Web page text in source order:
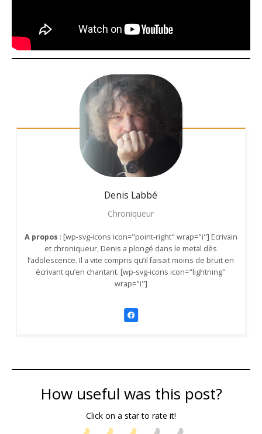
Denis Labbé
Chroniqueur
A propos : [wp-svg-icons icon="point-right" wrap="i"] Ecrivain
et chroniqueur, Denis a plongé dans le metal dès
l’adolescence. Il a vite compris qu’il faisait moins de bruit en
écrivant qu’en chantant. [wp-svg-icons icon="lightning"
wrap="i"]
How useful was this post?
Click on a star to rate it!